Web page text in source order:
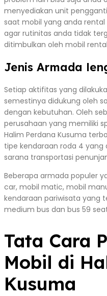
menyediakan unit
saat mobil yang anda
agar rutinitas anda tidak
ditimbulkan oleh mobil
Jenis Armada
Setiap aktifitas yang
semestinya didukung oleh
dengan kebutuhan. Oleh
perusahaan yang memiliki
Halim Perdana Kusuma
tipe kendaraan roda 4
sarana transportasi
Beberapa armada populer
car, mobil matic, mobil
kendaraan pariwisata yang
medium bus dan bus 59
Tata Cara
Mobil di
Kusuma